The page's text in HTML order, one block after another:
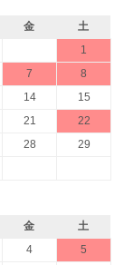
金
土
1
7
8
14
15
21
22
28
29
金
土
4
5